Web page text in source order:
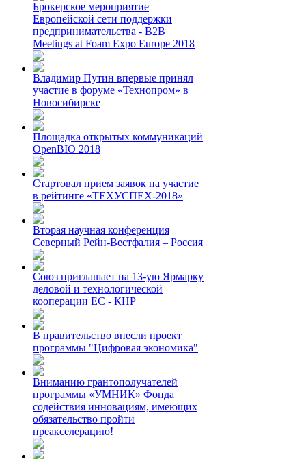
Брокерское мероприятие
Европейской сети поддержки
предпринимательства - B2B
Meetings at Foam Expo Europe 2018
Владимир Путин впервые принял
участие в форуме «Технопром» в
Новосибирске
Площадка открытых коммуникаций
OpenBIO 2018
Стартовал прием заявок на участие
в рейтинге «ТЕХУСПЕХ-2018»
Вторая научная конференция
Северный Рейн-Вестфалия – Россия
Союз приглашает на 13-ую Ярмарку
деловой и технологической
кооперации ЕС - КНР
В правительство внесли проект
программы "Цифровая экономика"
Вниманию грантополучателей
программы «УМНИК» Фонда
содействия инновациям, имеющих
обязательство пройти
преакселерацию!